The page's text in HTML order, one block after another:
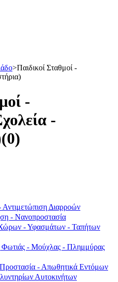
>Παιδικοί Σταθμοί -
-
-
(0)
Διαρροών
- Νανοπροστασία
- Υφασμάτων - Ταπήτων
- Μούχλας - Πλημμύρας
Προστασία - Απωθητικά Εντόμων
Αυτοκινήτων